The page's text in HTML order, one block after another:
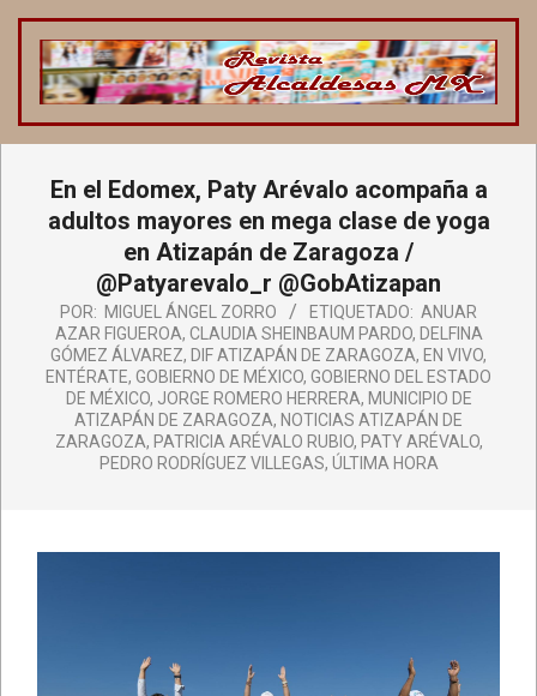
Saltar
contenido
REVISTA
ALCALDESAS
MX
navegación
En el Edomex, Paty Arévalo acompaña a
adultos mayores en mega clase de yoga
en Atizapán de Zaragoza /
@Patyarevalo_r @GobAtizapan
POR: MIGUEL ÁNGEL ZORRO ETIQUETADO: ANUAR
AZAR FIGUEROA, CLAUDIA SHEINBAUM PARDO, DELFINA
GÓMEZ ÁLVAREZ, DIF ATIZAPÁN DE ZARAGOZA, EN VIVO,
ENTÉRATE, GOBIERNO DE MÉXICO, GOBIERNO DEL ESTADO
DE MÉXICO, JORGE ROMERO HERRERA, MUNICIPIO DE
ATIZAPÁN DE ZARAGOZA, NOTICIAS ATIZAPÁN DE
ZARAGOZA, PATRICIA ARÉVALO RUBIO, PATY ARÉVALO,
PEDRO RODRÍGUEZ VILLEGAS, ÚLTIMA HORA